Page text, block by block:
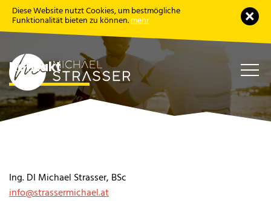
Diese Website nutzt Cookies, um bestmögliche
Funktionalität bieten zu können.mehr
Kontakt
Ing. DI Michael Strasser, BSc
info@strassermichael.at